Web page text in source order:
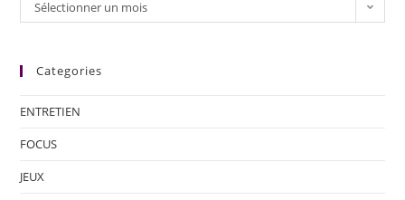
Sélectionner un mois
Categories
ENTRETIEN
FOCUS
JEUX